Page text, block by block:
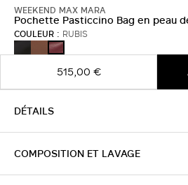
WEEKEND MAX MARA
Pochette Pasticcino Bag en peau
COULEUR : RUBIS
DE
RUBIS
515,00 €
DÉTAILS
COMPOSITION ET LAVAGE